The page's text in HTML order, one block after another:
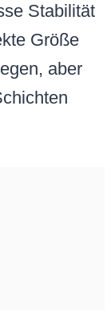
Stabilität
Größe
aber